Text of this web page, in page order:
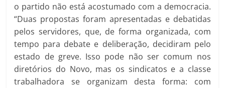
o partido não está acostumado com a democracia.
“Duas propostas foram apresentadas e debatidas
pelos servidores, que, de forma organizada, com
tempo para debate e deliberação, decidiram pelo
estado de greve. Isso pode não ser comum nos
diretórios do Novo, mas os sindicatos e a classe
trabalhadora se organizam desta forma: com